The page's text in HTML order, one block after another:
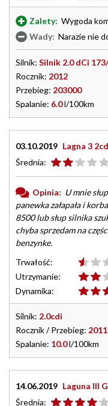
Zalety: Wygoda
Wady: Narazie nie
Silnik: Silnik 2.0 dCi
Rocznik: 2012
Przebieg: 203000
Spalanie: 6.0l/100km
03.10.2019 Lagna 3
Średnia:
Opinia: U mnie
panewka załapała i
8500 lub słup silnika
chyba sprzedam na
benzynke.
Trwałość:
Utrzymanie:
Dynamika:
Silnik: 2.0cdi
Rocznik / Przebieg: 2011
Spalanie: 10.0l/100km
14.06.2019 Laguna III
Średnia: